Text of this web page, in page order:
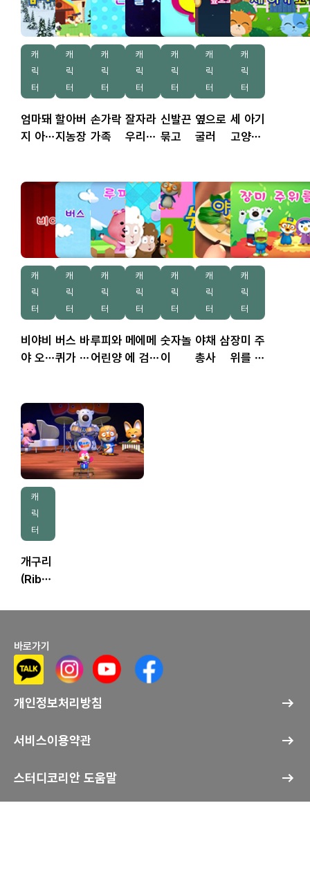
캐
릭
터
엄마돼
지 아기
캐
릭
터
할아버
지농장
캐
릭
터
손가락
가족
캐
릭
터
잘자라
우리아
캐
릭
터
신발끈
묶고
캐
릭
터
옆으로
굴러
캐
릭
터
세 아기
고양이
캐
릭
터
비야비
야 오지
캐
릭
터
버스 바
퀴가 빙
캐
릭
터
루피와
어린양
캐
릭
터
메에메
에 검은
캐
릭
터
숫자놀
이
캐
릭
터
야채 삼
총사
캐
릭
터
장미 주
위를 돌
캐
릭
터
개구리
(Ribbi
frog)
바로가기
개인정보처리방침
서비스이용약관
스터디코리안 도움말